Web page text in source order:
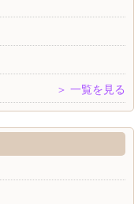
＞ 一覧を見る